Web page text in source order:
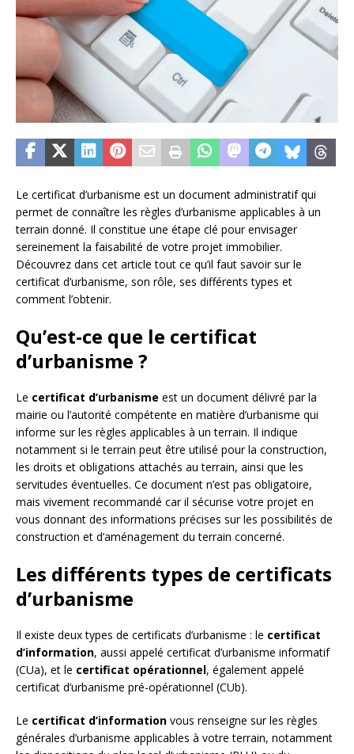
Le certificat d’urbanisme est un document administratif qui
permet de connaître les règles d’urbanisme applicables à un
terrain donné. Il constitue une étape clé pour envisager
sereinement la faisabilité de votre projet immobilier.
Découvrez dans cet article tout ce qu’il faut savoir sur le
certificat d’urbanisme, son rôle, ses différents types et
comment l’obtenir.
Qu’est-ce que le certificat
d’urbanisme ?
Le certificat d’urbanisme est un document délivré par la
mairie ou l’autorité compétente en matière d’urbanisme qui
informe sur les règles applicables à un terrain. Il indique
notamment si le terrain peut être utilisé pour la construction,
les droits et obligations attachés au terrain, ainsi que les
servitudes éventuelles. Ce document n’est pas obligatoire,
mais vivement recommandé car il sécurise votre projet en
vous donnant des informations précises sur les possibilités de
construction et d’aménagement du terrain concerné.
Les différents types de certificats
d’urbanisme
Il existe deux types de certificats d’urbanisme : le certificat
d’information, aussi appelé certificat d’urbanisme informatif
(CUa), et le certificat opérationnel, également appelé
certificat d’urbanisme pré-opérationnel (CUb).
Le certificat d’information vous renseigne sur les règles
générales d’urbanisme applicables à votre terrain, notamment